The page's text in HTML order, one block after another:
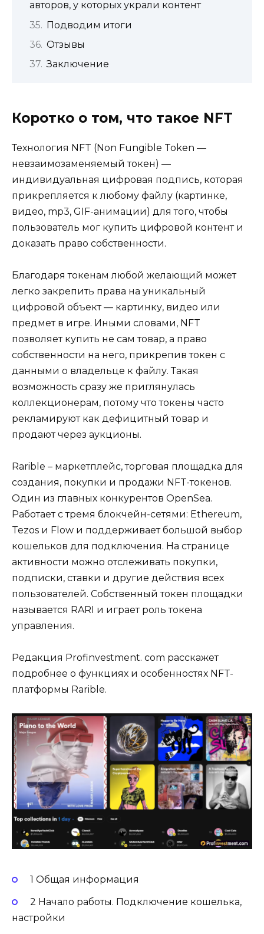
авторов, у которых украли контент
Подводим итоги
Отзывы
Заключение
Коротко о том, что такое NFT
Технология NFT (Non Fungible Token —
невзаимозаменяемый токен) —
индивидуальная цифровая подпись, которая
прикрепляется к любому файлу (картинке,
видео, mp3, GIF-анимации) для того, чтобы
пользователь мог купить цифровой контент и
доказать право собственности.
Благодаря токенам любой желающий может
легко закрепить права на уникальный
цифровой объект — картинку, видео или
предмет в игре. Иными словами, NFT
позволяет купить не сам товар, а право
собственности на него, прикрепив токен с
данными о владельце к файлу. Такая
возможность сразу же приглянулась
коллекционерам, потому что токены часто
рекламируют как дефицитный товар и
продают через аукционы.
Rarible – маркетплейс, торговая площадка для
создания, покупки и продажи NFT-токенов.
Один из главных конкурентов OpenSea.
Работает с тремя блокчейн-сетями: Ethereum,
Tezos и Flow и поддерживает большой выбор
кошельков для подключения. На странице
активности можно отслеживать покупки,
подписки, ставки и другие действия всех
пользователей. Собственный токен площадки
называется RARI и играет роль токена
управления.
Редакция Profinvestment. com расскажет
подробнее о функциях и особенностях NFT-
платформы Rarible.
1 Общая информация
2 Начало работы. Подключение кошелька,
настройки